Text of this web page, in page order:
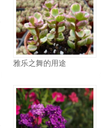
雅乐之舞的用途